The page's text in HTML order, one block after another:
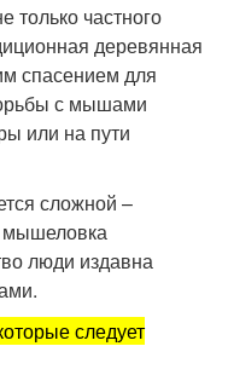
только частного
деревянная
спасением для
с мышами
или на пути
сложной –
мышеловка
люди издавна
следует